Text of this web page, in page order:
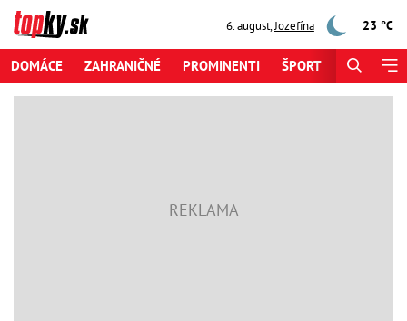
6. august,Jozefína 23 °C
DOMÁCE ZAHRANIČNÉ PROMINENTI ŠPORT